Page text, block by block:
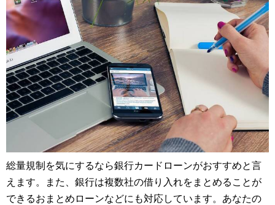
総量規制を気にするなら銀行カードローンがおすすめと言
えます。また、銀行は複数社の借り入れをまとめることが
できるおまとめローンなどにも対応しています。あなたの